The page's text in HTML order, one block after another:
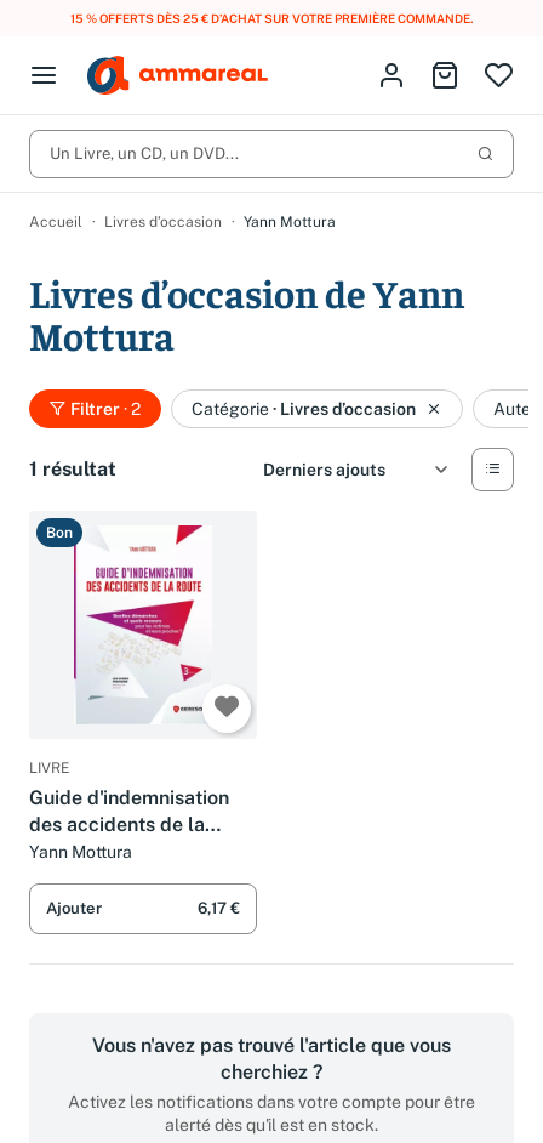
15 % OFFERTS DÈS 25 € D’ACHAT SUR VOTRE PREMIÈRE COMMANDE.
Open menu
Fermer le menu
CD d'occasion
DVD d'occasion
Meilleures ventes
Nos engagements
Lancer
Activez les notifications dans votre compte pour être alerté dès
qu'il est en stock.
Créer une alerte
Identifiez-vous
Aller au
Un Livre, un CD, un DVD...
Accueil Livres d’occasion Yann Mottura
Livres d’occasion de Yann
Mottura
Filtrer· 2 Catégorie· Livres d’occasion
1 résultat
Bon
LIVRE
Guide d'indemnisation
des accidents de la
route: Quelles
démarches et quels
recours pour les victimes
et leurs proches ?
Yann Mottura
Ajouter 6,17 €
Vous n'avez pas trouvé l'article que vous
cherchiez ?
Activez les notifications dans votre compte pour être
alerté dès qu'il est en stock.